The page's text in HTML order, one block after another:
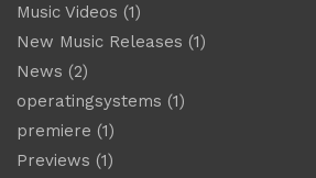
Music Videos (1)
New Music Releases (1)
News (2)
operatingsystems (1)
premiere (1)
Previews (1)